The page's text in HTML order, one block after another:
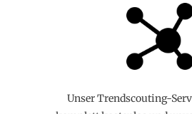
Unser Trendscouting-